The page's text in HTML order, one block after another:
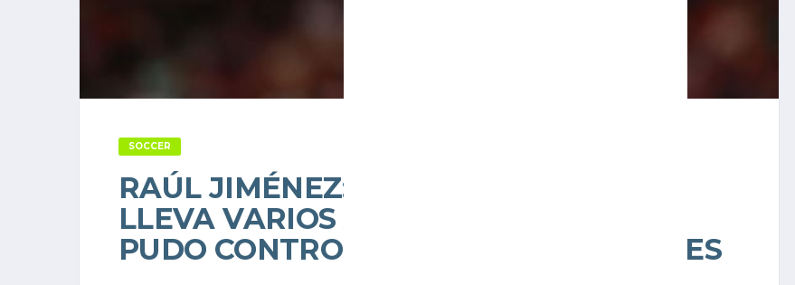
SOCCER
RAÚL JIMÉNEZ: LESIÓN EN LA INGLE
LLEVA VARIOS AÑOS, ESTA VEZ NO SE
PUDO CONTROLAR, ASEGURAN WOLVES